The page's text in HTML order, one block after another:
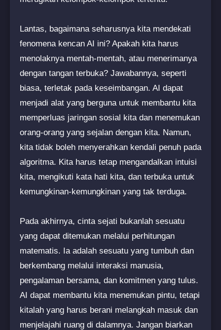
Lantas, bagaimana seharusnya kita mendekati
fenomena kencan AI ini? Apakah kita harus
menolaknya mentah-mentah, atau menerimanya
dengan tangan terbuka? Jawabannya, seperti
biasa, terletak pada keseimbangan. AI dapat
menjadi alat yang berguna untuk membantu kita
memperluas jaringan sosial kita dan menemukan
orang-orang yang sejalan dengan kita. Namun,
kita tidak boleh menyerahkan kendali penuh pada
algoritma. Kita harus tetap mengandalkan intuisi
kita, mengikuti kata hati kita, dan terbuka untuk
kemungkinan-kemungkinan yang tak terduga.
Pada akhirnya, cinta sejati bukanlah sesuatu
yang dapat ditemukan melalui perhitungan
matematis. Ia adalah sesuatu yang tumbuh dan
berkembang melalui interaksi manusia,
pengalaman bersama, dan komitmen yang tulus.
AI dapat membantu kita menemukan pintu, tetapi
kitalah yang harus berani melangkah masuk dan
menjelajahi ruang di dalamnya. Jangan biarkan